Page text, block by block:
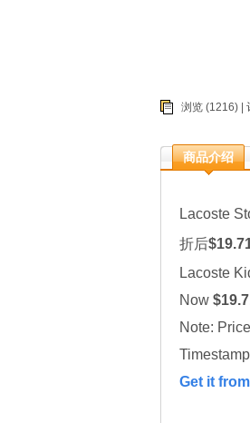
浏览 (1216) |
商品介绍
Lacoste
折后
Lacoste
Now
Note:
Get it